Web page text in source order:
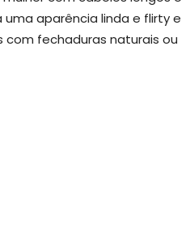
aparência linda e flirty e
fechaduras naturais ou